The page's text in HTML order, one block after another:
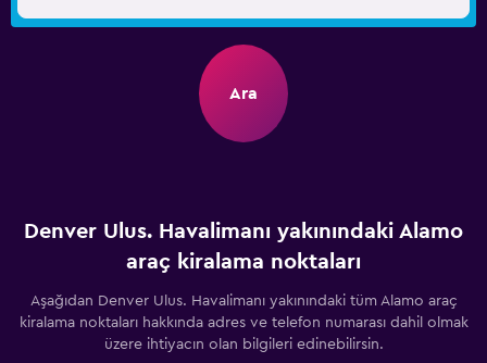
Ara
Denver Ulus. Havalimanı yakınındaki Alamo
araç kiralama noktaları
Aşağıdan Denver Ulus. Havalimanı yakınındaki tüm Alamo araç
kiralama noktaları hakkında adres ve telefon numarası dahil olmak
üzere ihtiyacın olan bilgileri edinebilirsin.